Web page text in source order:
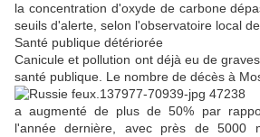
la concentration d'oxyde de carbone
seuils d'alerte, selon l'observatoire local
Santé publique détériorée
Canicule et pollution ont déjà eu de
santé publique. Le nombre de décès à
a augmenté de plus de 50% par
l'année dernière, avec près de 5000